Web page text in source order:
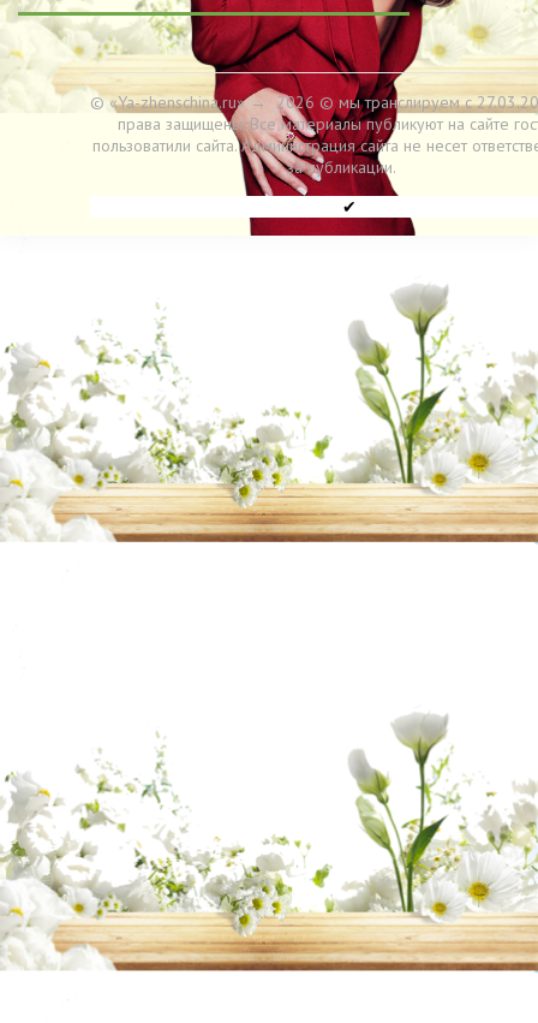
© «Ya-zhenschina.ru»→ 2026 © мы транслируем с
права защищены. Все материалы публикуют на сайте
пользоватили сайта. Администрация сайта не несет
за публикации.
✔